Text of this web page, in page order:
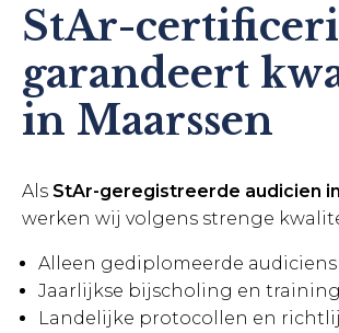
StAr-
garandeert
in Maarssen
Als StAr-geregistreerde audicien
werken wij volgens strenge
Alleen gediplomeerde audiciens
Jaarlijkse bijscholing en training
Landelijke protocollen en